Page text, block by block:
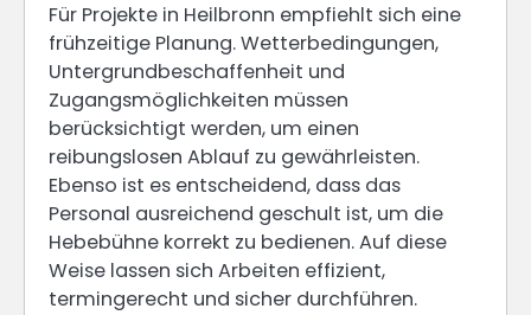
Für Projekte in Heilbronn empfiehlt sich eine
frühzeitige Planung. Wetterbedingungen,
Untergrundbeschaffenheit und
Zugangsmöglichkeiten müssen
berücksichtigt werden, um einen
reibungslosen Ablauf zu gewährleisten.
Ebenso ist es entscheidend, dass das
Personal ausreichend geschult ist, um die
Hebebühne korrekt zu bedienen. Auf diese
Weise lassen sich Arbeiten effizient,
termingerecht und sicher durchführen.